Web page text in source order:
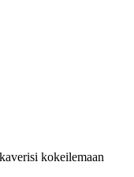
kokeilemaan